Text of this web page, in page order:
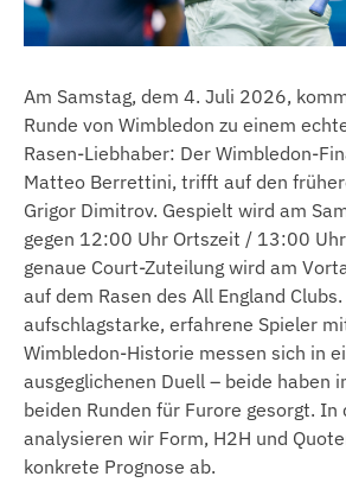
Am Samstag, dem 4. Juli 2026,
Runde von Wimbledon zu einem
Rasen-Liebhaber: Der Wimbledon-
Matteo Berrettini, trifft auf den
Grigor Dimitrov. Gespielt wird am
gegen 12:00 Uhr Ortszeit / 13:00 Uhr
genaue Court-Zuteilung wird am
auf dem Rasen des All England
aufschlagstarke, erfahrene Spieler
Wimbledon-Historie messen sich in
ausgeglichenen Duell – beide haben
beiden Runden für Furore gesorgt.
analysieren wir Form, H2H und
konkrete Prognose ab.